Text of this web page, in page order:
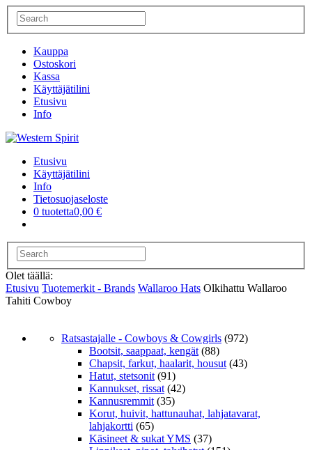
Kauppa
Ostoskori
Kassa
Käyttäjätilini
Etusivu
Info
Etusivu
Käyttäjätilini
Info
Tietosuojaseloste
0 tuotetta0,00 €
Olet täällä:
Etusivu Tuotemerkit - Brands Wallaroo Hats Olkihattu Wallaroo
Tahiti Cowboy
Ratsastajalle - Cowboys & Cowgirls (972)
Bootsit, saappaat, kengät (88)
Chapsit, farkut, haalarit, housut (43)
Hatut, stetsonit (91)
Kannukset, rissat (42)
Kannusremmit (35)
Korut, huivit, hattunauhat, lahjatavarat,
lahjakortti (65)
Käsineet & sukat YMS (37)